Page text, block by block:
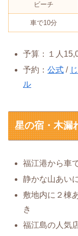
ビーチ
車で10分
予算：１人
予約：公式 /
ル
星の宿・木漏
福江港から車
静かな山あい
敷地内に２棟
き
福江島の人気